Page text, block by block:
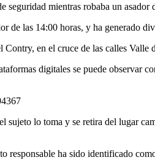
seguridad mientras robaba un
de las 14:00 horas, y ha generado
en el cruce de las calles Valle
digitales se puede observar
sujeto lo toma y se retira del lugar
responsable ha sido identificado